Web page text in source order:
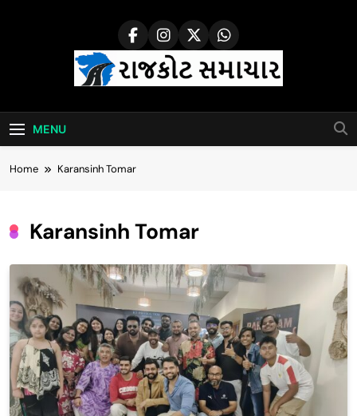
Rajkot Samachar
MENU
Home Karansinh Tomar
Karansinh Tomar